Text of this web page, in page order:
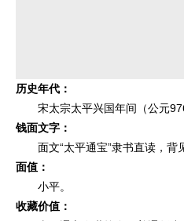
历史年代：
宋太宗太平兴国年间（公元976
钱面文字：
面文“太平通宝”隶书直读，背
面值：
小平。
收藏价值：